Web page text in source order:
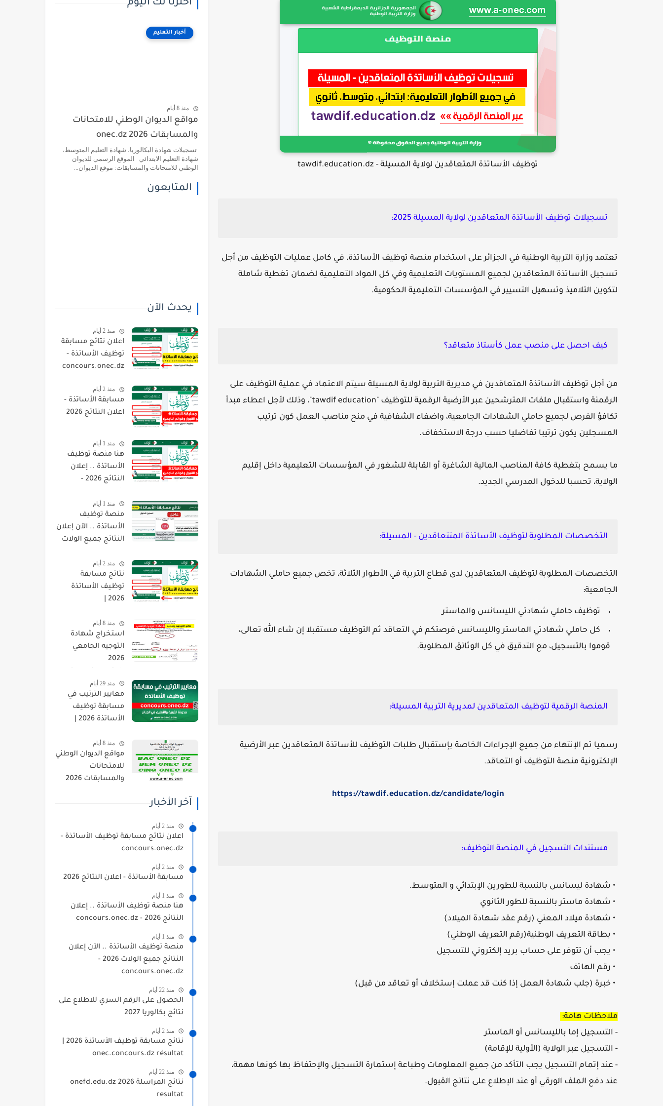
توظيف الأساتذة المتعاقدين لولاية المسيلة - tawdif.education.dz
تسجيلات توظيف الأساتذة المتعاقدين لولاية المسيلة 2025:
تعتمد وزارة التربية الوطنية في الجزائر على استخدام منصة توظيف الأساتذة، في كامل عمليات التوظيف من أجل
تسجيل الأساتذة المتعاقدين لجميع المستويات التعليمية وفي كل المواد التعليمية لضمان تغطية شاملة
لتكوين التلاميذ وتسهيل التسيير في المؤسسات التعليمية الحكومية.
كيف احصل على منصب عمل كأستاذ متعاقد؟
من أجل توظيف الأساتذة المتعاقدين في مديرية التربية لولاية المسيلة سيتم الاعتماد في عملية التوظيف على
الرقمنة واستقبال ملفات المترشحين عبر الأرضية الرقمية للتوظيف "tawdif education"، وذلك لأجل اعطاء مبدأ
تكافؤ الفرص لجميع حاملي الشهادات الجامعية، واضفاء الشفافية في منح مناصب العمل كون ترتيب
المسجلين يكون ترتيبا تفاضليا حسب درجة الاستخفاف.
ما يسمح بتغطية كافة المناصب المالية الشاغرة أو القابلة للشغور في المؤسسات التعليمية داخل إقليم
الولاية، تحسبا للدخول المدرسي الجديد.
التخصصات المطلوبة لتوظيف الأساتذة المتتعاقدين - المسيلة:
التخصصات المطلوبة لتوظيف المتعاقدين لدى قطاع التربية في الأطوار الثلاثة، تخص جميع حاملي الشهادات
الجامعية:
توظيف حاملي شهادتي الليسانس والماستر
كل حاملي شهادتي الماستر والليسانس فرصتكم في التعاقد ثم التوظيف مستقبلا إن شاء الله تعالى،
قوموا بالتسجيل، مع التدقيق في كل الوثائق المطلوبة.
المنصة الرقمية لتوظيف المتعاقدين لمديرية التربية المسيلة:
رسميا تم الإنتهاء من جميع الإجراءات الخاصة بإستقبال طلبات التوظيف للأساتذة المتعاقدين عبر الأرضية
الإلكترونية منصة التوظيف أو التعاقد.
https://tawdif.education.dz/candidate/login
مستندات التسجيل في المنصة التوظيف:
• شهادة ليسانس بالنسبة للطورين الإبتدائي و المتوسط.
• شهادة ماستر بالنسبة للطور الثانوي
• شهادة ميلاد المعني (رقم عقد شهادة الميلاد)
• بطاقة التعريف الوطنية(رقم التعريف الوطني)
• يجب أن تتوفر على حساب بريد إلكتروني للتسجيل
• رقم الهاتف
• خبرة (جلب شهادة العمل إذا كنت قد عملت إستخلاف أو تعاقد من قبل)
ملاحظات هامة:
- التسجيل إما بالليسانس أو الماستر
- التسجيل عبر الولاية (الأولية للإقامة)
- عند إتمام التسجيل يجب التأكد من جميع المعلومات وطباعة إستمارة التسجيل والإحتفاظ بها كونها مهمة،
عند دفع الملف الورقي أو عند الإطلاع على نتائج القبول.
اخترنا لك اليوم
أخبار التعليم
منذ 8 أيام
مواقع الديوان الوطني للامتحانات
والمسابقات 2026 onec.dz
تسجيلات شهادة البكالوريا، شهادة التعليم المتوسط،
شهادة التعليم الابتدائي الموقع الرسمي للديوان
الوطني للامتحانات والمسابقات: موقع الديوان...
المتابعون
يحدث الآن
منذ 2 أيام
اعلان نتائج مسابقة
توظيف الأساتذة -
concours.onec.dz
منذ 2 أيام
مسابقة الأساتذة -
اعلان النتائج 2026
منذ 1 أيام
هنا منصة توظيف
الأساتذة .. إعلان
النتائج 2026 -
منذ 1 أيام
منصة توظيف
الأساتذة .. الآن إعلان
النتائج جميع الولات
concours.onec.dz
منذ 2 أيام
نتائج مسابقة
توظيف الأساتذة
résultat
منذ 8 أيام
استخراج شهادة
التوجيه الجامعي
2026
منذ 29 أيام
معايير الترتيب في
مسابقة توظيف
منذ 8 أيام
مواقع الديوان الوطني
للامتحانات
والمسابقات 2026
آخر الأخبار
منذ 2 أيام
اعلان نتائج مسابقة توظيف الأساتذة -
concours.onec.dz
منذ 2 أيام
مسابقة الأساتذة - اعلان النتائج 2026
منذ 1 أيام
هنا منصة توظيف الأساتذة .. إعلان
النتائج 2026 - concours.onec.dz
منذ 1 أيام
منصة توظيف الأساتذة .. الآن إعلان
النتائج جميع الولات 2026 -
concours.onec.dz
منذ 22 أيام
الحصول على الرقم السري للاطلاع على
نتائج بكالوريا 2027
منذ 2 أيام
onec.concours.dz résultat
منذ 22 أيام
نتائج المراسلة 2026 onefd.edu.dz
resultat